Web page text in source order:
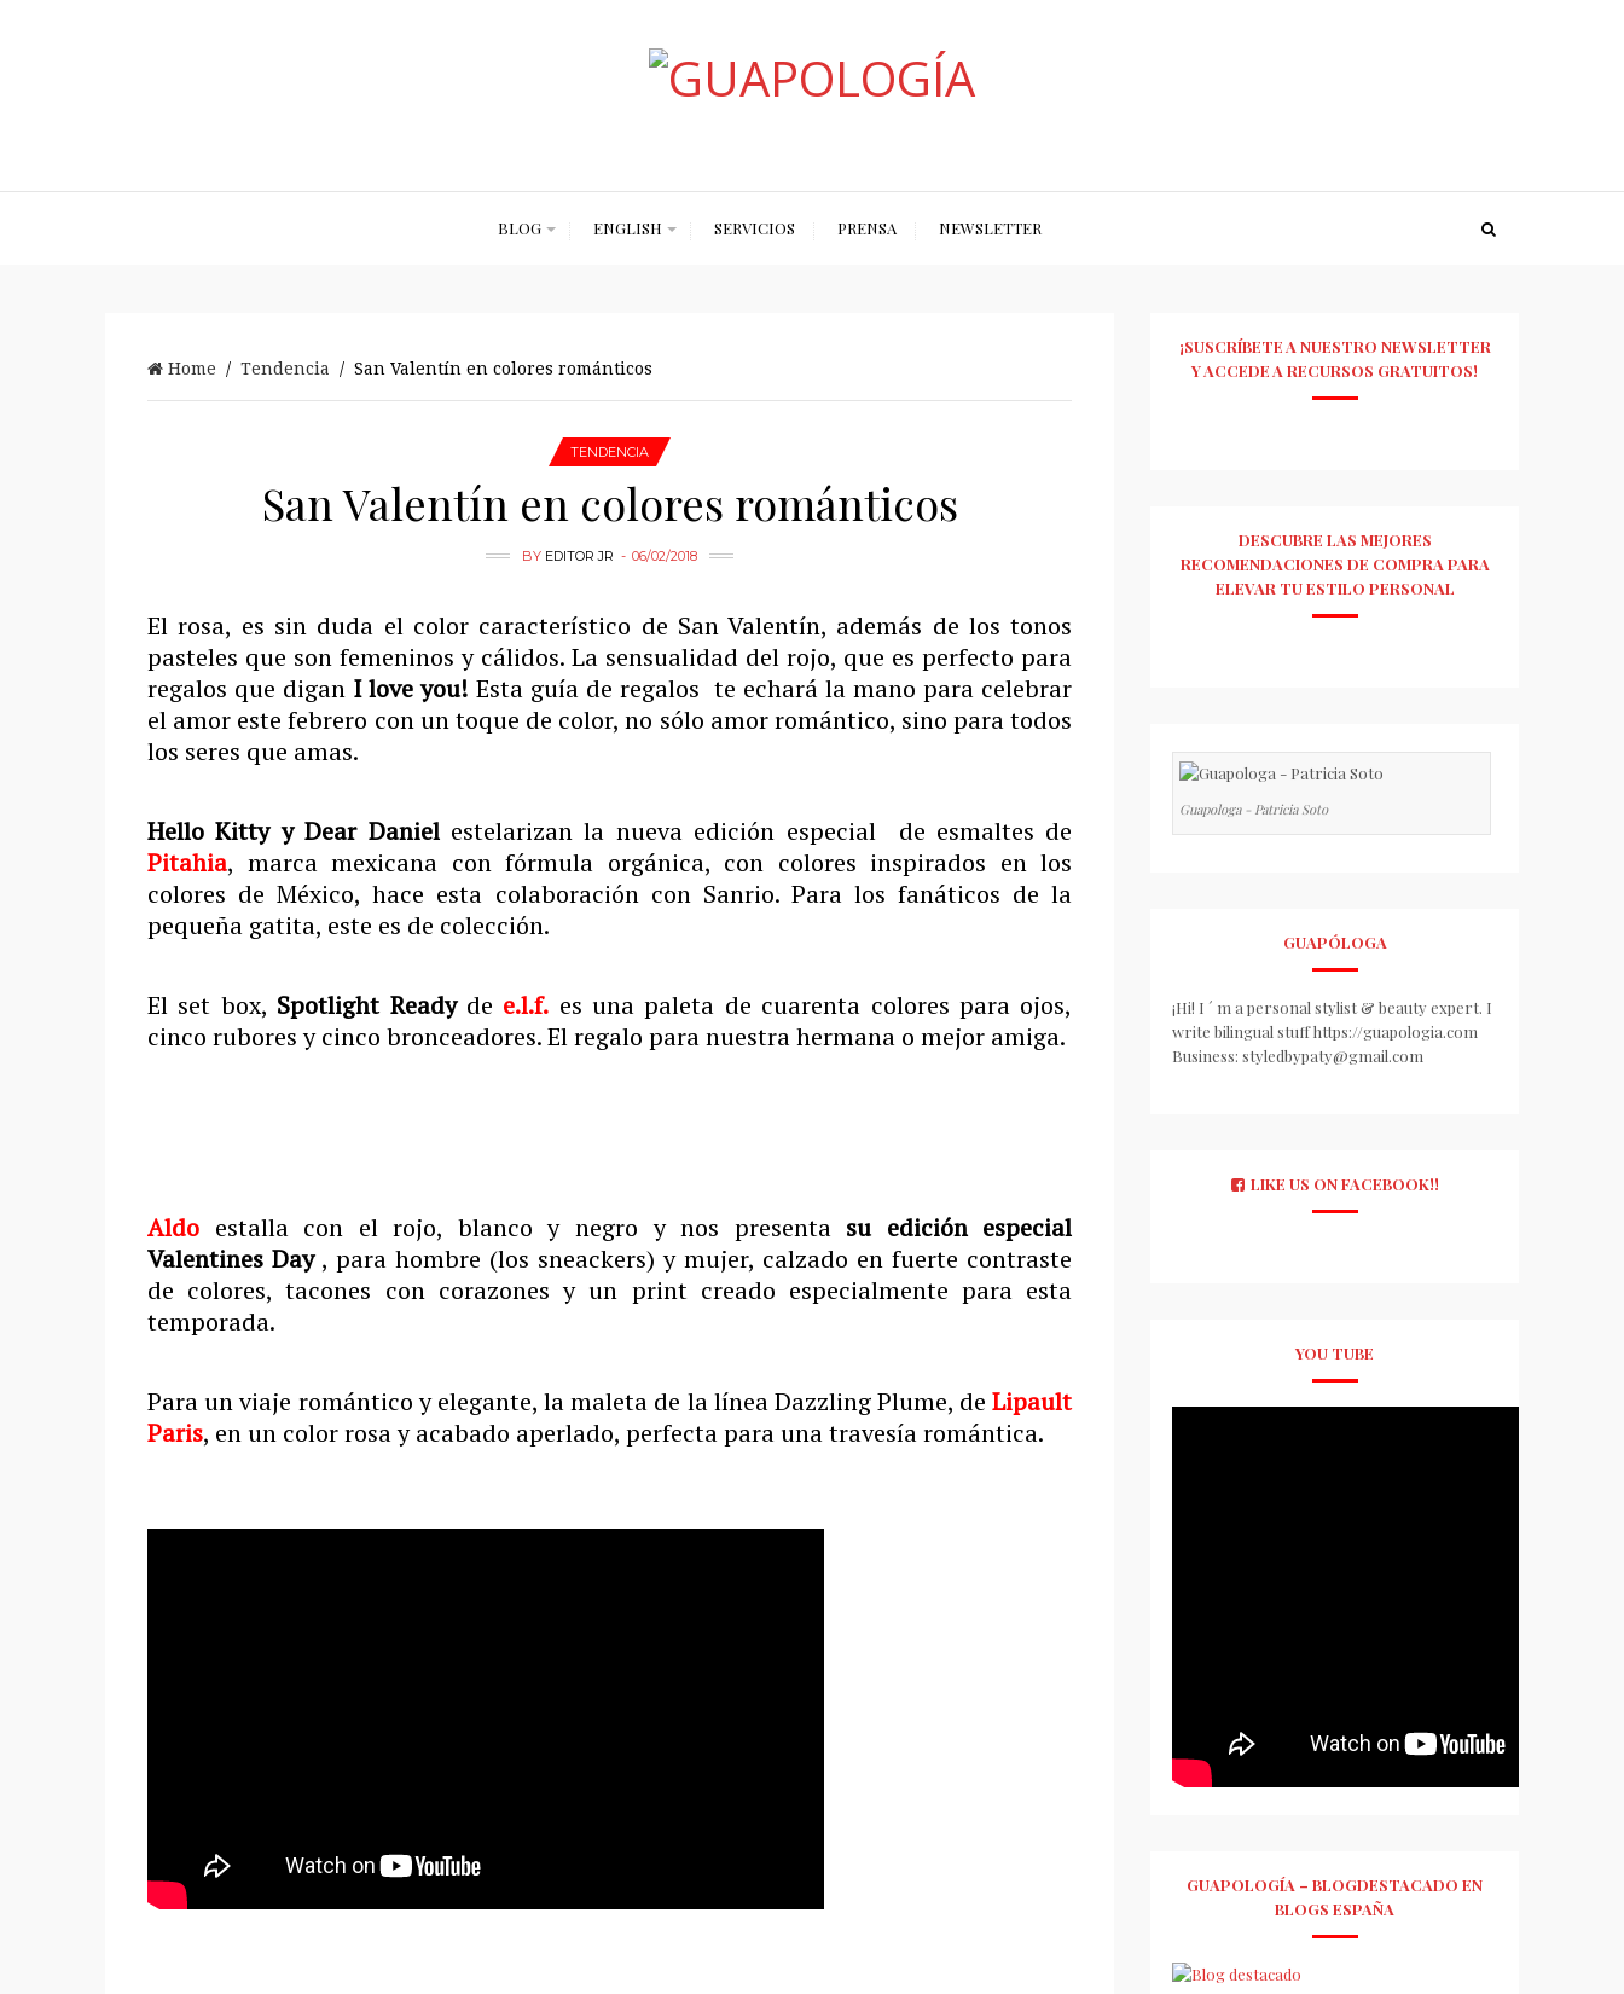
BLOG ENGLISH SERVICIOS PRENSA NEWSLETTER
Home / Tendencia / San Valentín en colores románticos
TENDENCIA
San Valentín en colores románticos
BY EDITOR JR 06/02/2018
El rosa, es sin duda el color característico de San Valentín, además de los tonos
pasteles que son femeninos y cálidos. La sensualidad del rojo, que es perfecto para
regalos que digan I love you! Esta guía de regalos te echará la mano para celebrar
el amor este febrero con un toque de color, no sólo amor romántico, sino para todos
los seres que amas.
Hello Kitty y Dear Danielestelarizan la nueva edición especial de esmaltes de
Pitahia, marca mexicana con fórmula orgánica, con colores inspirados en los
colores de México, hace esta colaboración con Sanrio. Para los fanáticos de la
pequeña gatita, este es de colección.
El set box, Spotlight Readyde e.l.f. es una paleta de cuarenta colores para ojos,
cinco rubores y cinco bronceadores. El regalo para nuestra hermana o mejor amiga.
Aldo estalla con el rojo, blanco y negro y nos presenta su edición especial
Valentines Day, para hombre (los sneackers) y mujer, calzado en fuerte contraste
de colores, tacones con corazones y un print creado especialmente para esta
temporada.
Para un viaje romántico y elegante, la maleta de la línea Dazzling Plume, deLipault
Paris, en un color rosa y acabado aperlado, perfecta para una travesía romántica.
¡SUSCRÍBETE A NUESTRO NEWSLETTER
Y ACCEDE A RECURSOS GRATUITOS!
DESCUBRE LAS MEJORES
RECOMENDACIONES DE COMPRA PARA
ELEVAR TU ESTILO PERSONAL
Guapologa - Patricia Soto
GUAPÓLOGA
¡Hi! I ´ m a personal stylist & beauty expert. I
write bilingual stuff https://guapologia.com
Business: styledbypaty@gmail.com
LIKE US ON FACEBOOK!!
YOU TUBE
GUAPOLOGÍA – BLOGDESTACADO EN
BLOGS ESPAÑA